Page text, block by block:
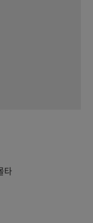
타